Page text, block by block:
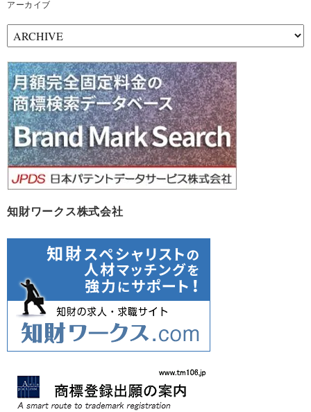
アーカイブ
ー
カ
イ
ブ
知財ワークス株式会社